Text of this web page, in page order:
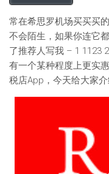
常在希思罗机场买买买
不会陌生，如果你连它
了推荐人写我 – 1 1123
有一个某种程度上更实
税店App，今天给大家介